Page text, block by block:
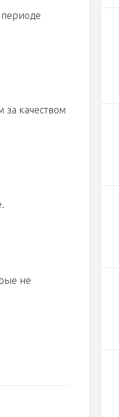
качеством
не